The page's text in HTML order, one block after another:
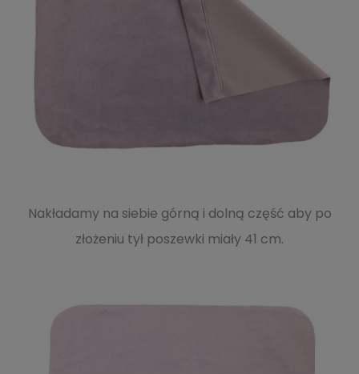
Nakładamy na siebie górną i dolną część aby po
złożeniu tył poszewki miały 41 cm.